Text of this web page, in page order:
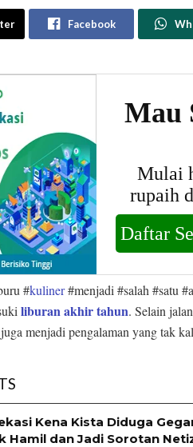
Facebook
#kuliner#menjadi #salah #satu
liburan akhir tahun. Selain
menjadi pengalaman yang tak
Kena Kista Diduga
Hamil dan Jadi Sorotan